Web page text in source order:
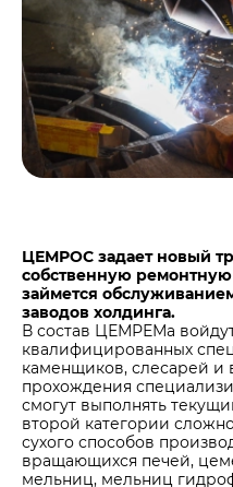
ЦЕМРОС задает новый
собственную
займется
заводов холдинга.
В состав ЦЕМРЕМа
квалифицированных
каменщиков, слесарей и
прохождения
смогут выполнять
второй категории
сухого способов
вращающихся печей,
мельниц, мельниц
Центры
Реализация ТМЦ
Политика в
В помощь
Не только цемент
Люди ЦЕМРОСа
Технологии и
Издание для
Аналитика
Контакты
Контакты
Контакты для СМИ
Служба доверия